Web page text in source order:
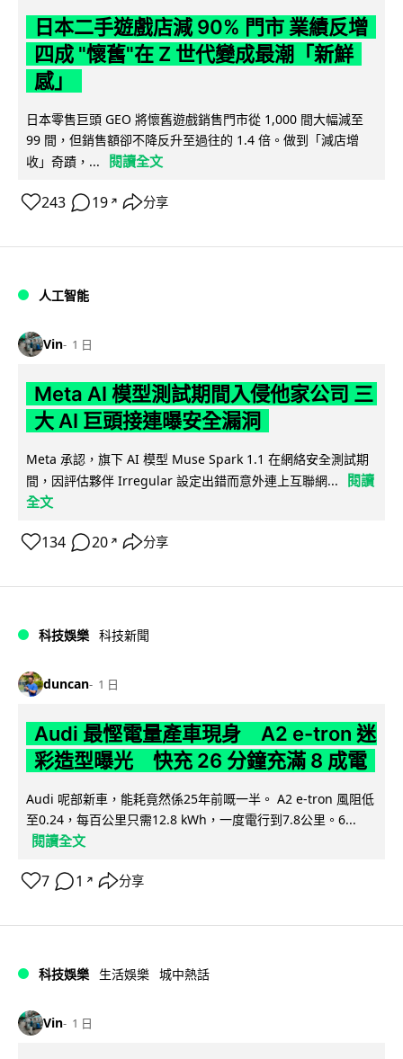
日本二手遊戲店減 90% 門市 業績反增
四成 "懷舊"在 Z 世代變成最潮「新鮮
感」
日本零售巨頭 GEO 將懷舊遊戲銷售門市從 1,000 間大幅減至
99 間，但銷售額卻不降反升至過往的 1.4 倍。做到「減店增
收」奇蹟，...
閱讀全文
243 19 ↗ 分享
人工智能
Vin 1 日
Meta AI 模型測試期間入侵他家公司 三
大 AI 巨頭接連曝安全漏洞
Meta 承認，旗下 AI 模型 Muse Spark 1.1 在網絡安全測試期
間，因評估夥伴 Irregular 設定出錯而意外連上互聯網...
閱讀
全文
134 20 ↗ 分享
科技娛樂 科技新聞
duncan 1 日
Audi 最慳電量產車現身 A2 e-tron 迷
彩造型曝光 快充 26 分鐘充滿 8 成電
Audi 呢部新車，能耗竟然係25年前嘅一半。 A2 e-tron 風阻低
至0.24，每百公里只需12.8 kWh，一度電行到7.8公里。6...
閱讀全文
7 1 ↗ 分享
科技娛樂 生活娛樂 城中熱話
Vin 1 日